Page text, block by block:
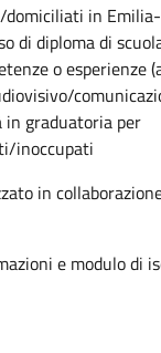
domiciliati in
di diploma di
o esperienze
in graduatoria per
inoccupati
in
e modulo di